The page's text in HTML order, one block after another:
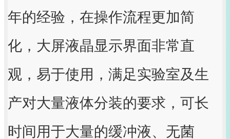
年的经验，在操作流程更加简
化，大屏液晶显示界面非常直
观，易于使用，满足实验室及生
产对大量液体分装的要求，可长
时间用于大量的缓冲液、无菌